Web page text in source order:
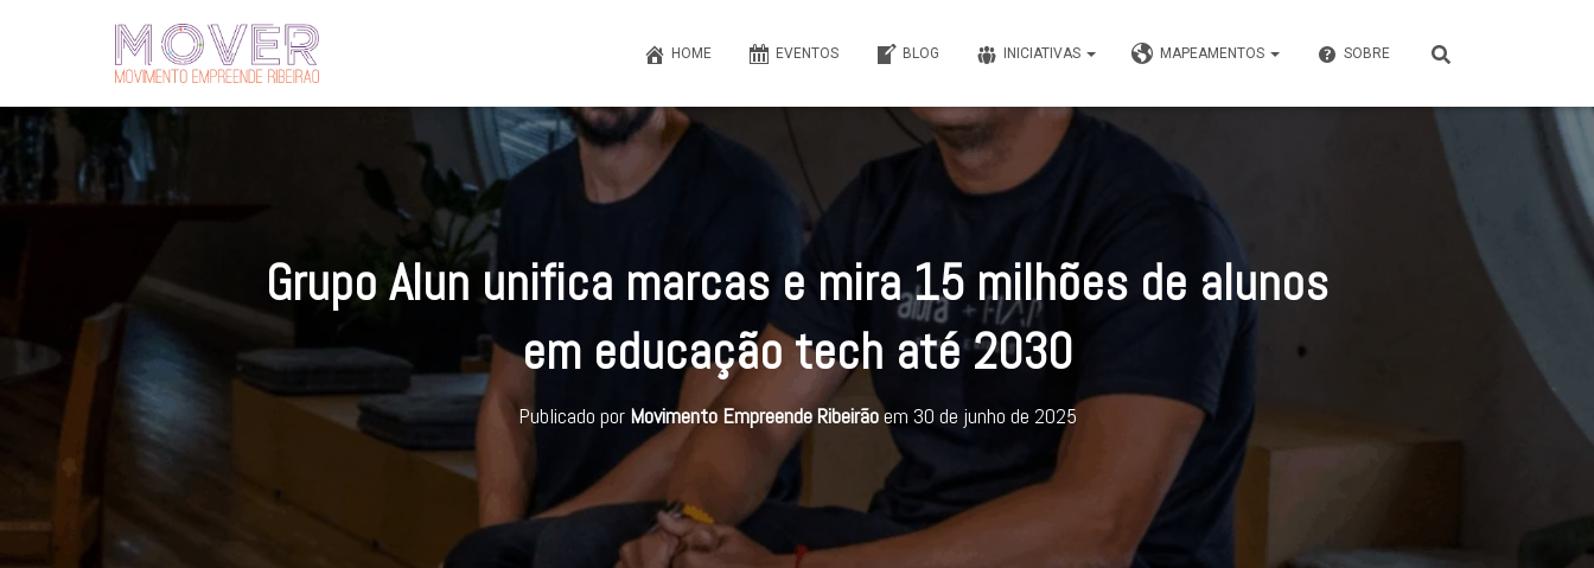
HOME EVENTOS BLOG INICIATIVAS MAPEAMENTOS SOBRE
Grupo Alun unifica marcas e mira 15 milhões de alunos
em educação tech até 2030
Publicado por Movimento Empreende Ribeirãoem 30 de junho de 2025